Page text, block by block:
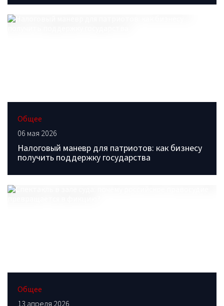
Общее
06 мая 2026
Налоговый маневр для патриотов: как бизнесу
получить поддержку государства
Общее